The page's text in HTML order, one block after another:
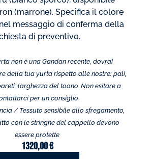
(marrone). Specifica il colore
messaggio di conferma della
di preventivo.
non è una Gandan recente, dovrai
della tua yurta rispetto alle nostre: pali,
larghezza del toono. Non esitare a
per un consiglio.
/Tessuto sensibile allo sfregamento,
con le stringhe del cappello devono
essere protette
1320,00€